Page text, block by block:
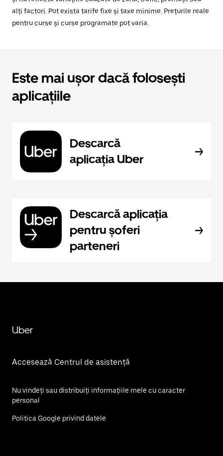
alți factori. Pot exista tarife fixe și taxe minime. Prețurile reale
pentru curse și curse programate pot varia.
Este mai ușor dacă folosești
aplicațiile
Descarcă
aplicația Uber
Descarcă aplicația
pentru șoferi
parteneri
Uber
Accesează Centrul de asistență
Nu vindeți sau distribuiți informațiile mele cu caracter
personal
Politica Google privind datele